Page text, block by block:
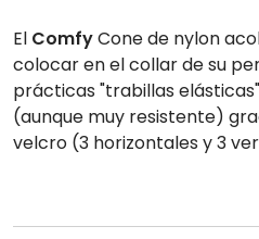
El ComfyCone de nylon
colocar en el collar de su
prácticas "trabillas
(aunque muy resistente)
velcro (3 horizontales y 3